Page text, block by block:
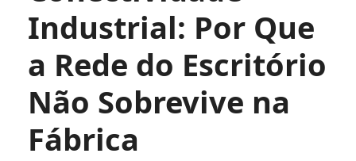
Industrial: Por Que
a Rede do Escritório
Não Sobrevive na
Fábrica